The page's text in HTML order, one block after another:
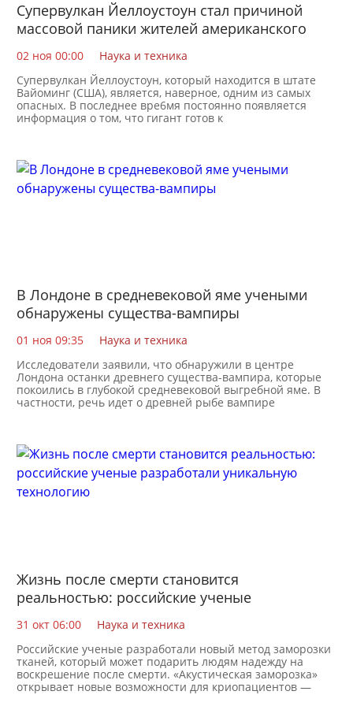
Супервулкан Йеллоустоун стал причиной
массовой паники жителей американского
02 ноя 00:00
Наука и техника
Супервулкан Йеллоустоун, который находится в штате
Вайоминг (США), является, наверное, одним из самых
опасных. В последнее вре6мя постоянно появляется
информация о том, что гигант готов к
В Лондоне в средневековой яме учеными
обнаружены существа-вампиры
01 ноя 09:35
Наука и техника
Исследователи заявили, что обнаружили в центре
Лондона останки древнего существа-вампира, которые
покоились в глубокой средневековой выгребной яме. В
частности, речь идет о древней рыбе вампире
Жизнь после смерти становится
реальностью: российские ученые
31 окт 06:00
Наука и техника
Российские ученые разработали новый метод заморозки
тканей, который может подарить людям надежду на
воскрешение после смерти. «Акустическая заморозка»
открывает новые возможности для криопациентов —